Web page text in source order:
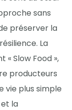
sans
préserver la
La
Slow Food »,
producteurs
vie plus simple
la